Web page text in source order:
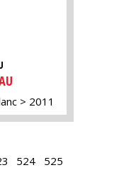
2011
524
525